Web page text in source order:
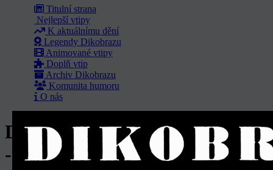
Titulní strana
Nejlepší vtipy
K aktuálnímu dění
Legendy Dikobrazu
Animované vtipy
Doplň vtip
Archiv Dikobrazu
Komunita humoru
O nás
Dikobraz ročník 1987 - Číslo 16
- Strana 11